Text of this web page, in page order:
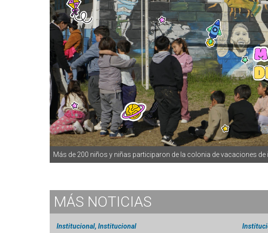
Más de 200 niños y niñas participaron de la colonia de vacaciones de
MÁS NOTICIAS
Institucional, Institucional